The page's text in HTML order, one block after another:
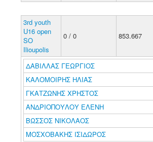
3rd youth
U16 open
SO
Ilioupolis
0 / 0 853.667
ΔΑΒΙΛΛΑΣ ΓΕΩΡΓΙΟΣ
ΚΑΛΟΜΟΙΡΗΣ ΗΛΙΑΣ
ΓΚΑΤΖΩΝΗΣ ΧΡΗΣΤΟΣ
ΑΝΔΡΙΟΠΟΥΛΟΥ ΕΛΕΝΗ
ΒΩΣΣΟΣ ΝΙΚΟΛΑΟΣ
ΜΟΣΧΟΒΑΚΗΣ ΙΣΙΔΩΡΟΣ